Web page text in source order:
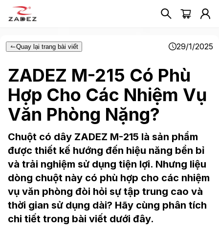
Quay lại trang bài viết 29/1/2025
ZADEZ M-215 Có Phù
Hợp Cho Các Nhiệm Vụ
Văn Phòng Nặng?
Chuột có dây ZADEZ M-215 là sản phẩm
được thiết kế hướng đến hiệu năng bền bỉ
và trải nghiệm sử dụng tiện lợi. Nhưng liệu
dòng chuột này có phù hợp cho các nhiệm
vụ văn phòng đòi hỏi sự tập trung cao và
thời gian sử dụng dài? Hãy cùng phân tích
chi tiết trong bài viết dưới đây.